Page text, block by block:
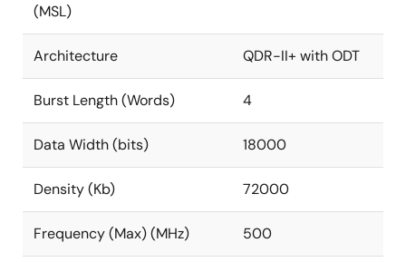
(MSL)
Architecture QDR-II+ with ODT
Burst Length (Words) 4
Data Width (bits) 18000
Density (Kb) 72000
Frequency (Max) (MHz) 500